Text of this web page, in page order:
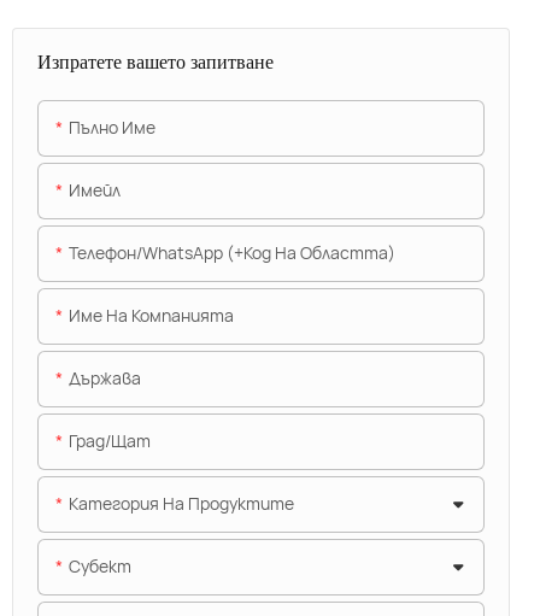
Изпратете вашето запитване
Пълно Име
Имейл
Телефон/WhatsApp (+Код На Областта)
Име На Компанията
Държава
Град/щат
Категория На Продуктите
Субект